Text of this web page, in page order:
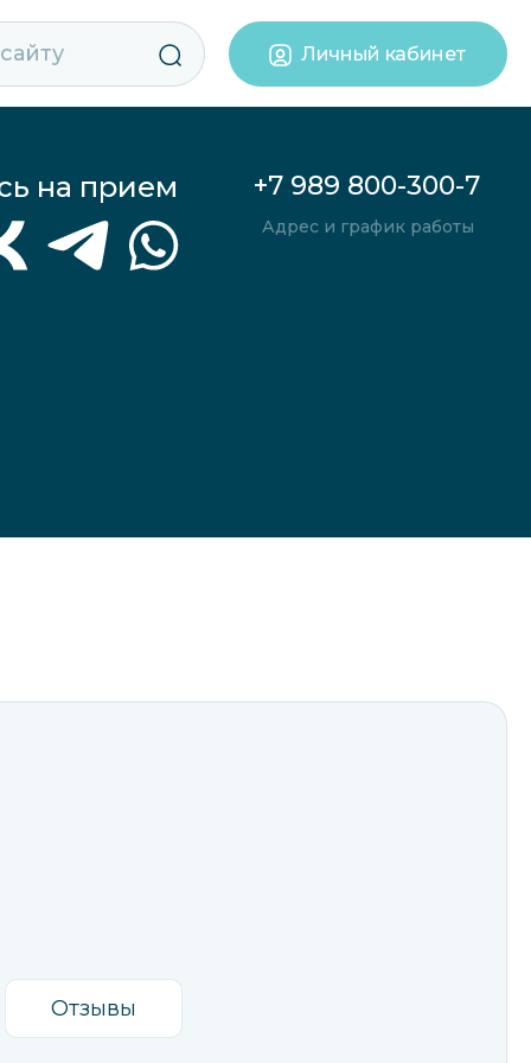
Личный кабинет
на прием +7 989 800-300-7
Адрес и график работы
Отзывы